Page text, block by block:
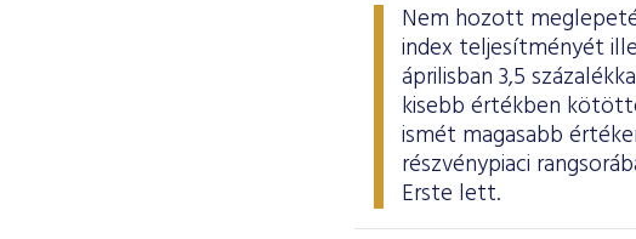
Nem hozott
index teljesítményét
áprilisban 3,5
kisebb értékben
ismét magasabb
részvénypiaci
Erste lett.